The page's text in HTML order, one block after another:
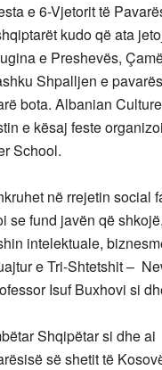
e 6-Vjetorit të
kudo që ata
e Preshevës,
Shpalljen e
bota. Albanian
e kësaj feste
School.
në rrejetin
se fund javën që
intelektuale,
e Tri-Shtetshit –
Isuf Buxhovi si
Shqipëtar si dhe
së shetit të